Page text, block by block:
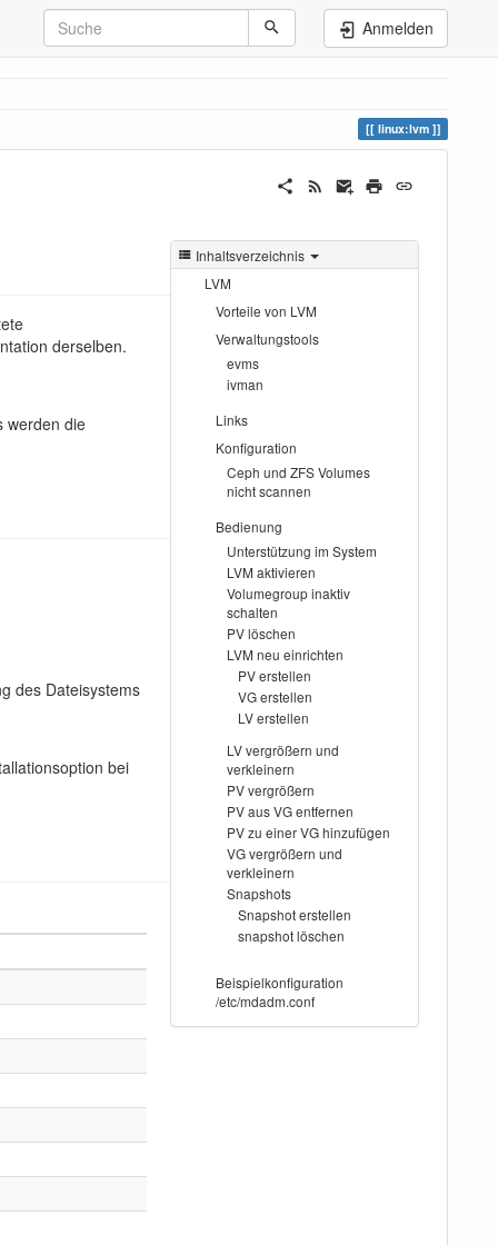
Anmelden
linux:lvm
Inhaltsverzeichnis
LVM
Vorteile von LVM
Verwaltungstools
evms
ivman
Links
Konfiguration
Ceph und ZFS Volumes
nicht scannen
Bedienung
Unterstützung im System
LVM aktivieren
Volumegroup inaktiv
schalten
PV löschen
LVM neu einrichten
PV erstellen
VG erstellen
LV erstellen
LV vergrößern und
verkleinern
PV vergrößern
PV aus VG entfernen
PV zu einer VG hinzufügen
VG vergrößern und
verkleinern
Snapshots
Snapshot erstellen
snapshot löschen
Beispielkonfiguration
/etc/mdadm.conf
derselben.
werden die
des Dateisystems
bei